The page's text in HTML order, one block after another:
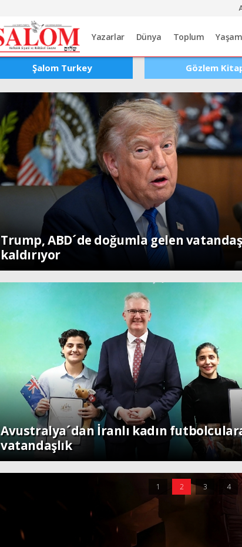
Yazarlar Dünya Toplum Yaşam
Şalom Turkey Gözlem
Trump, ABD´de doğumla gelen
kaldırıyor
Avustralya´dan İranlı kadın
vatandaşlık
1 2 3 4